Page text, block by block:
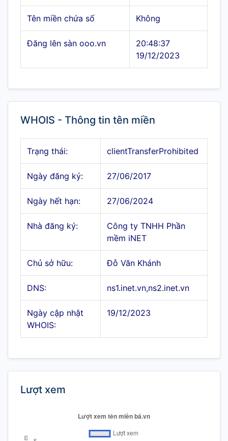
Tên miền chứa số Không
Đăng lên sàn ooo.vn
20:48:37
19/12/2023
WHOIS - Thông tin tên miền
Trạng thái: clientTransferProhibited
Ngày đăng ký: 27/06/2017
Ngày hết hạn: 27/06/2024
Nhà đăng ký:
Công ty TNHH Phần
mềm iNET
Chủ sở hữu: Đỗ Văn Khánh
DNS: ns1.inet.vn,ns2.inet.vn
Ngày cập nhật
WHOIS:
19/12/2023
Lượt xem